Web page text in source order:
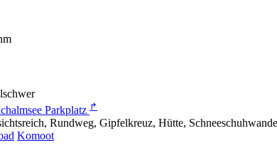
Parkplatz ↱
Rundweg, Gipfelkreuz, Hütte,
Komoot